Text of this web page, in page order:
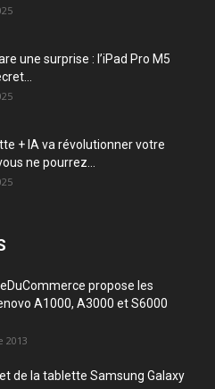
une surprise : l’iPad Pro M5
+ IA va révolutionner votre
ne pourrez...
propose les
A1000, A3000 et S6000
2013
de la tablette Samsung Galaxy